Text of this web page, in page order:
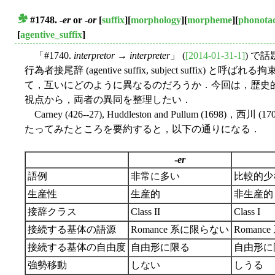
#1748. -eror -or[suffix][morphology][morpheme][
[agentive_suffix]
「#1740. interpretor→ interpreter」 ([2014-01-31-1]) で話
行為者接尾辞 (agentive suffix, subject suffix) と呼ばれる
て，互いにどのように異なるのだろうか．今回は，歴
視点から，両者の異同を整理したい．
Carney (426--27), Huddleston and Pullum (1698)，西川
たってみたところを要約すると，以下の通りになる．
-er
語例
非常に多い
比較的
生産性
生産的
非生産的
接辞クラス
Class II
Class I
接続する基体の語源
Romance 系に限らない
接続する基体の自由度 自由形に限る
自由形
強勢移動
しない
しうる